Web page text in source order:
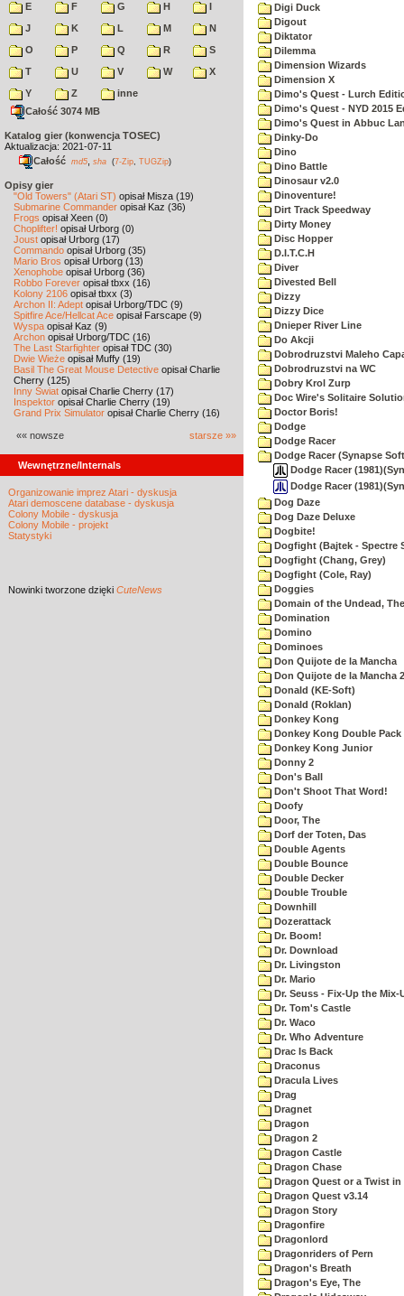
E
F G H
I
J
K L M
N
O
P Q R
S
T
U V W
X
Y
Z
inne
Całość 3074 MB
Katalog gier (konwencja TOSEC)
Aktualizacja: 2021-07-11
Całość md5 sha (7-Zip TUGZip)
Opisy gier
"Old Towers" (Atari ST) opisał Misza (19)
Submarine Commander opisał Kaz (36)
Frogs opisał Xeen (0)
Choplifter! opisał Urborg (0)
Joust opisał Urborg (17)
Commando opisał Urborg (35)
Mario Bros opisał Urborg (13)
Xenophobe opisał Urborg (36)
Robbo Forever opisał tbxx (16)
Kolony 2106 opisał tbxx (3)
Archon II: Adept opisał Urborg/TDC (9)
Spitfire Ace/Hellcat Ace opisał Farscape (9)
Wyspa opisał Kaz (9)
Archon opisał Urborg/TDC (16)
The Last Starfighter opisał TDC (30)
Dwie Wieże opisał Muffy (19)
Basil The Great Mouse Detective opisał Charlie
Cherry (125)
Inny Świat opisał Charlie Cherry (17)
Inspektor opisał Charlie Cherry (19)
Grand Prix Simulator opisał Charlie Cherry (16)
«« nowsze starsze »»
Wewnętrzne/Internals
Organizowanie imprez Atari - dyskusja
Atari demoscene database - dyskusja
Colony Mobile - dyskusja
Colony Mobile - projekt
Statystyki
Nowinki tworzone dzięki CuteNews
Digi Duck
Digout
Diktator
Dilemma
Dimension Wizards
Dimension X
Dimo's Quest - Lurch
Dimo's Quest - NYD 2015
Dimo's Quest in Abbuc
Dinky-Do
Dino
Dino Battle
Dinosaur v2.0
Dinoventure!
Dirt Track Speedway
Dirty Money
Disc Hopper
D.I.T.C.H
Diver
Divested Bell
Dizzy
Dizzy Dice
Dnieper River Line
Do Akcji
Dobrodruzstvi Maleho
Dobrodruzstvi na WC
Dobry Krol Zurp
Doc Wire's Solitaire
Doctor Boris!
Dodge
Dodge Racer
Dodge Racer (Synapse
Dodge Racer
Dodge Racer
Dog Daze
Dog Daze Deluxe
Dogbite!
Dogfight (Bajtek - Spectre
Dogfight (Chang, Grey)
Dogfight (Cole, Ray)
Doggies
Domain of the Undead, The
Domination
Domino
Dominoes
Don Quijote de la Mancha
Don Quijote de la Mancha 2
Donald (KE-Soft)
Donald (Roklan)
Donkey Kong
Donkey Kong Double Pack
Donkey Kong Junior
Donny 2
Don's Ball
Don't Shoot That Word!
Doofy
Door, The
Dorf der Toten, Das
Double Agents
Double Bounce
Double Decker
Double Trouble
Downhill
Dozerattack
Dr. Boom!
Dr. Download
Dr. Livingston
Dr. Mario
Dr. Seuss - Fix-Up the Mix-
Dr. Tom's Castle
Dr. Waco
Dr. Who Adventure
Drac Is Back
Draconus
Dracula Lives
Drag
Dragnet
Dragon
Dragon 2
Dragon Castle
Dragon Chase
Dragon Quest or a Twist in
Dragon Quest v3.14
Dragon Story
Dragonfire
Dragonlord
Dragonriders of Pern
Dragon's Breath
Dragon's Eye, The